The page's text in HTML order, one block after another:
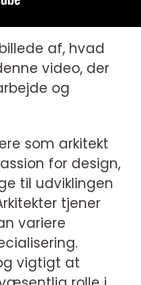
af, hvad
video, der
og
som arkitekt
for design,
til udviklingen
tjener
variere
vigtigt at